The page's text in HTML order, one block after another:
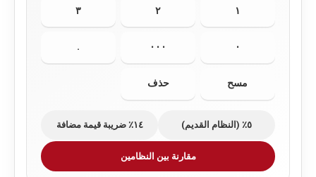
١ ٢ ٣
٠ ٠٠٠ .
مسح حذف
٥٪ (النظام القديم) ١٤٪ ضريبة قيمة مضافة
مقارنة بين النظامين